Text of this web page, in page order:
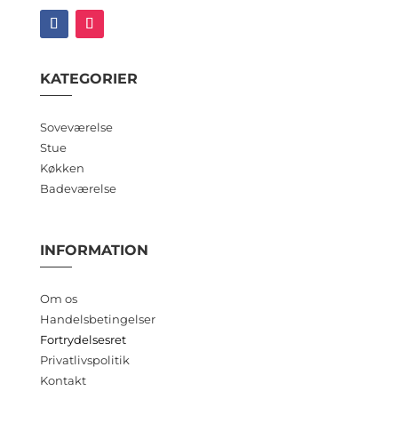
KATEGORIER
Soveværelse
Stue
Køkken
Badeværelse
INFORMATION
Om os
Handelsbetingelser
Fortrydelsesret
Privatlivspolitik
Kontakt